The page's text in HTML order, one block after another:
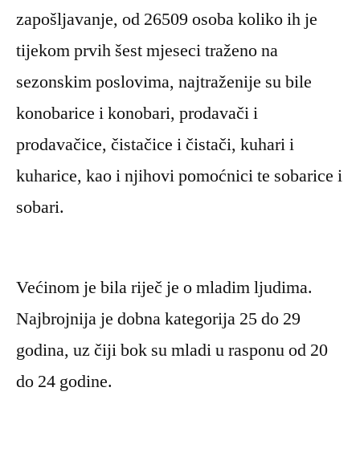
zapošljavanje, od 26509 osoba koliko ih je
tijekom prvih šest mjeseci traženo na
sezonskim poslovima, najtraženije su bile
konobarice i konobari, prodavači i
prodavačice, čistačice i čistači, kuhari i
kuharice, kao i njihovi pomoćnici te sobarice i
sobari.
Većinom je bila riječ je o mladim ljudima.
Najbrojnija je dobna kategorija 25 do 29
godina, uz čiji bok su mladi u rasponu od 20
do 24 godine.